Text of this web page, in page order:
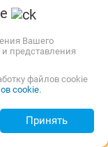
Стеклянная
5 предложений
Вашего
и представления
файлов cookie
cookie.
Принять